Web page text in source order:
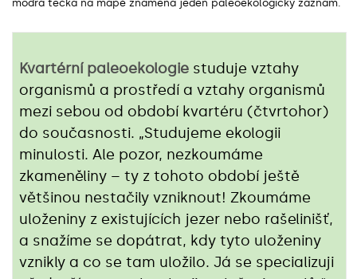
Kvartérní paleoekologie studuje vztahy
organismů a prostředí a vztahy organismů
mezi sebou od období kvartéru (čtvrtohor)
do současnosti. „Studujeme ekologii
minulosti. Ale pozor, nezkoumáme
zkameněliny – ty z tohoto období ještě
většinou nestačily vzniknout! Zkoumáme
uloženiny z existujících jezer nebo rašelinišť,
a snažíme se dopátrat, kdy tyto uloženiny
vznikly a co se tam uložilo. Já se specializuji